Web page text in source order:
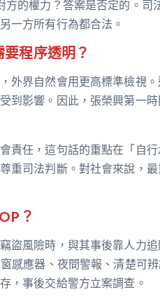
的權力？答案是否定的。司
一方所有行為都合法。
程序透明？
外界自然會用更高標準檢視
到影響。因此，張榮興第一
責任，這句話的重點在「自
重司法判斷。對社會來說，
？
盜風險時，與其事後靠人力
感應器、夜間警報、清楚可
，事後交給警方立案調查。